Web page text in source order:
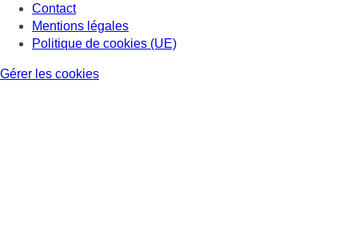
Contact
Mentions légales
Politique de cookies (UE)
Gérer les cookies